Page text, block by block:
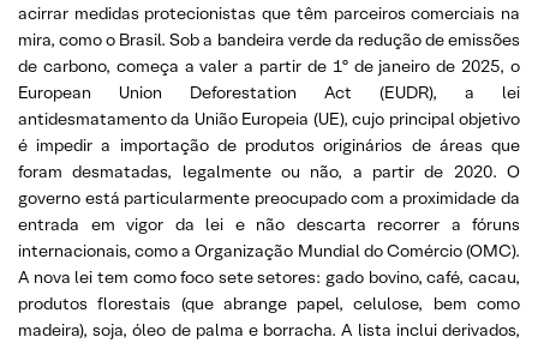
acirrar medidas protecionistas que têm parceiros comerciais na
mira, como o Brasil. Sob a bandeira verde da redução de emissões
de carbono, começa a valer a partir de 1º de janeiro de 2025, o
European Union Deforestation Act (EUDR), a lei
antidesmatamento da União Europeia (UE), cujo principal objetivo
é impedir a importação de produtos originários de áreas que
foram desmatadas, legalmente ou não, a partir de 2020. O
governo está particularmente preocupado com a proximidade da
entrada em vigor da lei e não descarta recorrer a fóruns
internacionais, como a Organização Mundial do Comércio (OMC).
A nova lei tem como foco sete setores: gado bovino, café, cacau,
produtos florestais (que abrange papel, celulose, bem como
madeira), soja, óleo de palma e borracha. A lista inclui derivados,